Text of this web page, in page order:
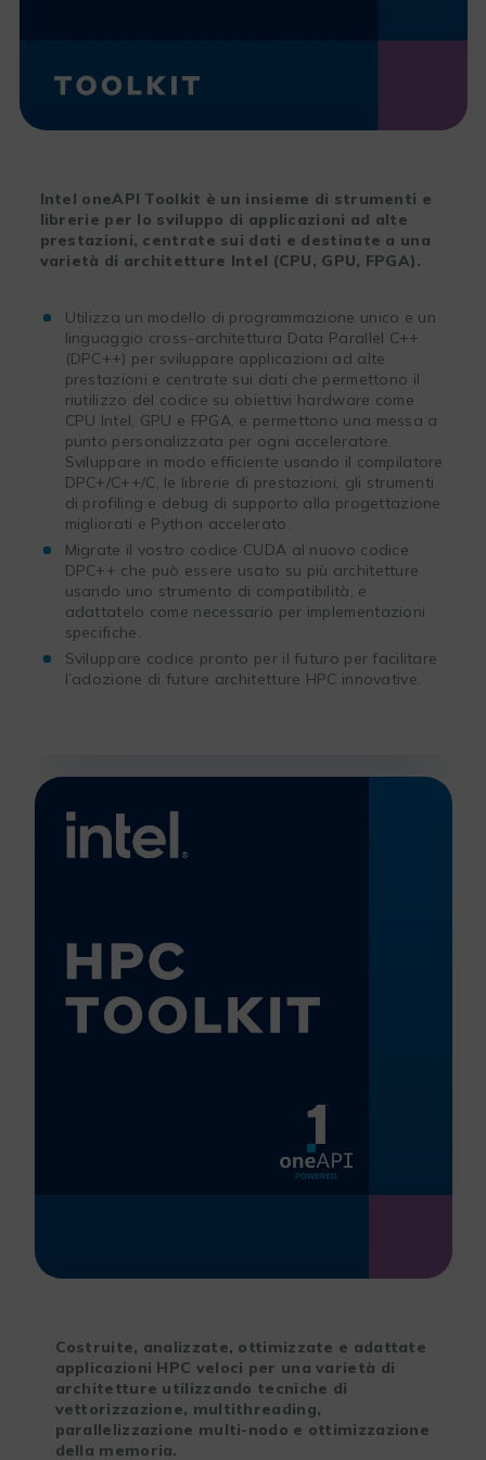
Intel oneAPI Toolkit è un insieme di strumenti e
librerie per lo sviluppo di applicazioni ad alte
prestazioni, centrate sui dati e destinate a una
varietà di architetture Intel (CPU, GPU, FPGA).
Utilizza un modello di programmazione unico e un
linguaggio cross-architettura Data Parallel C++
(DPC++) per sviluppare applicazioni ad alte
prestazioni e centrate sui dati che permettono il
riutilizzo del codice su obiettivi hardware come
CPU Intel, GPU e FPGA, e permettono una messa a
punto personalizzata per ogni acceleratore.
Sviluppare in modo efficiente usando il compilatore
DPC+/C++/C, le librerie di prestazioni, gli strumenti
di profiling e debug di supporto alla progettazione
migliorati e Python accelerato.
Migrate il vostro codice CUDA al nuovo codice
DPC++ che può essere usato su più architetture
usando uno strumento di compatibilità, e
adattatelo come necessario per implementazioni
specifiche.
Sviluppare codice pronto per il futuro per facilitare
l’adozione di future architetture HPC innovative.
Costruite, analizzate, ottimizzate e adattate
applicazioni HPC veloci per una varietà di
architetture utilizzando tecniche di
vettorizzazione, multithreading,
parallelizzazione multi-nodo e ottimizzazione
della memoria.